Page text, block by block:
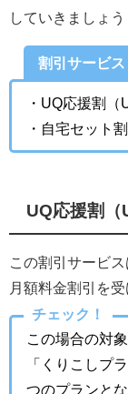
していきましょう
割引サービス
・UQ応援割（
・自宅セット割
UQ応援割（
この割引サービ
月額料金割引を
チェック！
この場合の対
「くりこしプ
つのプランと